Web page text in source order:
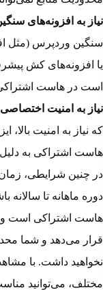
نیاز به افزونه‌های
سنگین وردپرس (مثل
یا افزونه‌های کش
است در هاست
نیاز به امنیت
که نیاز به امنیت
هاست اشتراکی به
هاست اشتراکی است و
قرار می‌دهد و شما
نخواهید داشت. با
مختلف، می‌توانید